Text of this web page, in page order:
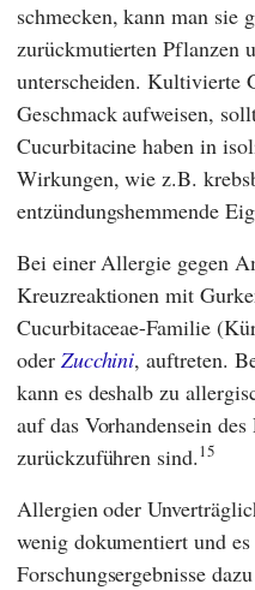
schmecken, kann man sie
zurückmutierten Pflanzen
unterscheiden. Kultivierte
Geschmack aufweisen,
Cucurbitacine haben in
Wirkungen, wie z.B.
entzündungshemmende
Bei einer Allergie gegen
Kreuzreaktionen mit
Cucurbitaceae-Familie
oder Zucchini, auftreten.
kann es deshalb zu
auf das Vorhandensein
zurückzuführen sind.15
Allergien oder
wenig dokumentiert und
Forschungsergebnisse